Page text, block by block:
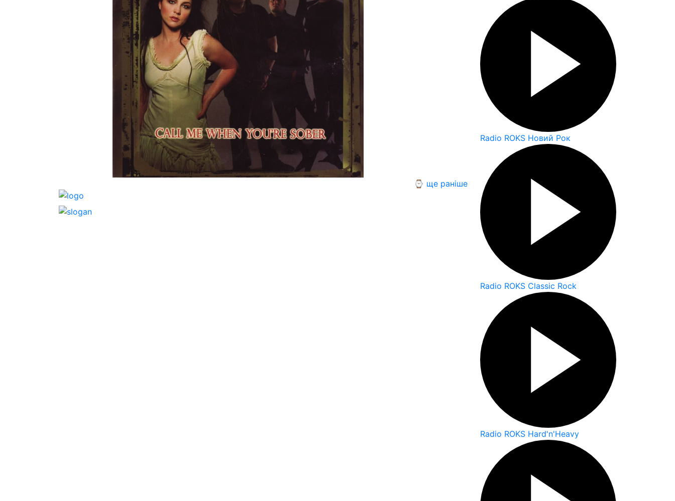
⌚ ще раніше
Radio ROKS Новий Рок
Radio ROKS Classic Rock
Radio ROKS Hard'n'Heavy